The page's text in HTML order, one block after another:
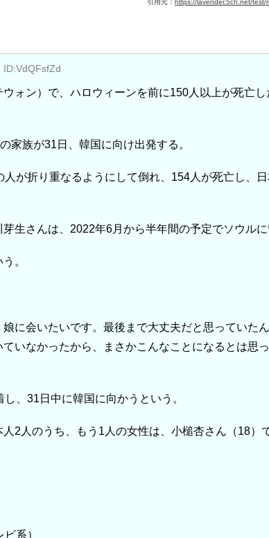
引用元： https://lavender.5ch.net/
ォン）で、ハロウィーンを前に150人以上が死亡
家族が31日、韓国に向け出発する。
が折り重なるようにして倒れ、154人が死亡し、
生さんは、2022年6月から半年間の予定でソウルに
。
に会いたいです。最後まで大丈夫だと思っていた
いなかったから、まさかこんなことになるとは思
、31日中に韓国に向かうという。
2人のうち、もう1人の女性は、小槌杏さん（18）
系）